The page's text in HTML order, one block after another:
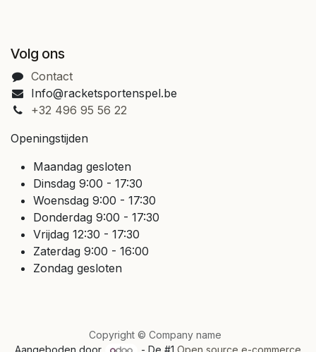
Volg ons
Contact
Info@racketsportenspel.be
+32 496 95 56 22
Openingstijden
Maandag gesloten
Dinsdag 9:00 - 17:30
Woensdag 9:00 - 17:30
Donderdag 9:00 - 17:30
Vrijdag 12:30 - 17:30
Zaterdag 9:00 - 16:00
Zondag gesloten
Copyright © Company name